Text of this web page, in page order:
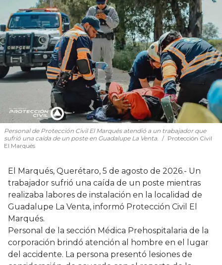
Personal de Protección Civil El Marqués atendió a un trabajador que
sufrió una caída de un poste en Guadalupe La Venta.
Protección Civil
El Marqués
El Marqués, Querétaro, 5 de agosto de 2026.- Un
trabajador sufrió una caída de un poste mientras
realizaba labores de instalación en la localidad de
Guadalupe La Venta, informó Protección Civil El
Marqués.
Personal de la sección Médica Prehospitalaria de la
corporación brindó atención al hombre en el lugar
del accidente. La persona presentó lesiones de